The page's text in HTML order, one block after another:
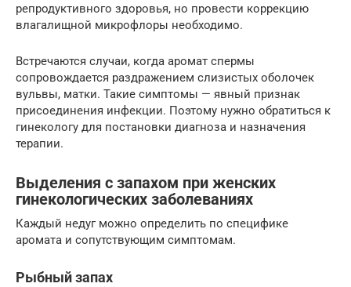
репродуктивного здоровья, но провести коррекцию
влагалищной микрофлоры необходимо.
Встречаются случаи, когда аромат спермы
сопровождается раздражением слизистых оболочек
вульвы, матки. Такие симптомы — явный признак
присоединения инфекции. Поэтому нужно обратиться к
гинекологу для постановки диагноза и назначения
терапии.
Выделения с запахом при женских
гинекологических заболеваниях
Каждый недуг можно определить по специфике
аромата и сопутствующим симптомам.
Рыбный запах